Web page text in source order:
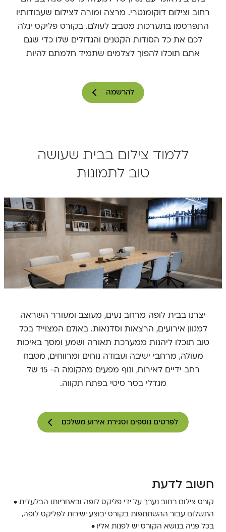
רחוב וצילום דוקומנטרי. מרצה ומורה לצילום שעבודותיו
התפרסמו בתערכות מסביב לעולם. בקורס פליקס יגלה
לכם את כל הסודות הקטנים והגדולים שלו כדי שגם
אתם תוכלו להפוך לצלמים שתמיד חלמתם להיות
להרשמה
ללמוד צילום בבית שעושה
טוב לתמונות
יצרנו בבית לופה מרחב נעים, מעוצב ומעורר השראה
למגוון אירועים, הרצאות וסדנאות. באולם המצוייד בכל
טוב תוכלו ליהנות ממערכת תאורה ושמע ומסך באיכות
מעולה, מרחבי ישיבה ועבודה נוחים ומרווחים, מטבח
רחב ידיים לאירוח, ונוף מפעים מהקומה ה- 15 של
מגדלי בסר סיטי בפתח תקווה.
לפרטים נוספים וסגירת אירוע משלכם
חשוב לדעת
קורס צילום רחוב נערך על ידי פליקס לופה ובאחריותו הבלעדית •
התשלום עבור ההשתתפות בקורס יבוצע ישירות לפליקס לופה,
בכל פניה בנושא הקורס יש לפנות אליו •